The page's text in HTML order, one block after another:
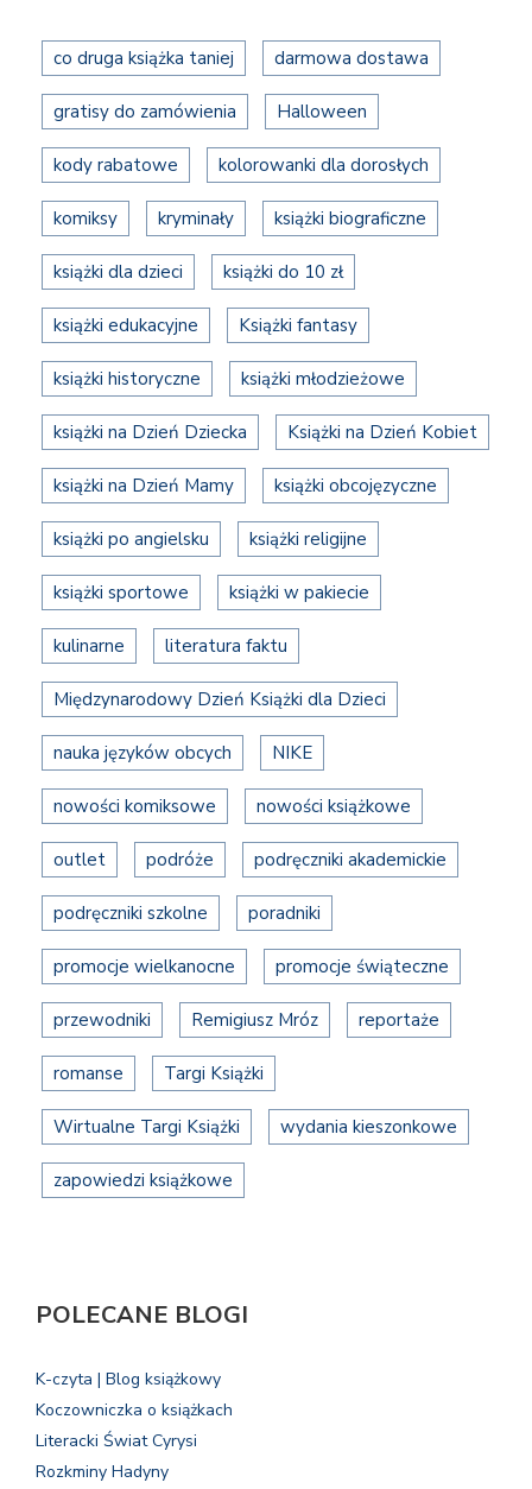
co druga książka taniej darmowa dostawa
gratisy do zamówienia Halloween
kody rabatowe kolorowanki dla dorosłych
komiksy kryminały książki biograficzne
książki dla dzieci książki do 10 zł
książki edukacyjne Książki fantasy
książki historyczne książki młodzieżowe
książki na Dzień Dziecka Książki na Dzień Kobiet
książki na Dzień Mamy książki obcojęzyczne
książki po angielsku książki religijne
książki sportowe książki w pakiecie
kulinarne literatura faktu
Międzynarodowy Dzień Książki dla Dzieci
nauka języków obcych NIKE
nowości komiksowe nowości książkowe
outlet podróże podręczniki akademickie
podręczniki szkolne poradniki
promocje wielkanocne promocje świąteczne
przewodniki Remigiusz Mróz reportaże
romanse Targi Książki
Wirtualne Targi Książki wydania kieszonkowe
zapowiedzi książkowe
POLECANE BLOGI
K-czyta | Blog książkowy
Koczowniczka o książkach
Literacki Świat Cyrysi
Rozkminy Hadyny